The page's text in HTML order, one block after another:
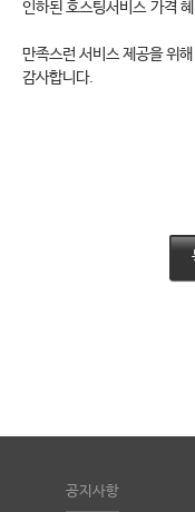
인하된 호스팅서비스 가격
만족스런 서비스 제공을 위
감사합니다.
공지사항